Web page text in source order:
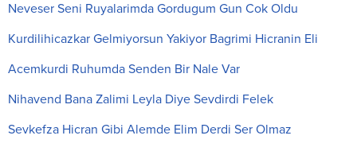
Neveser Seni Ruyalarimda Gordugum Gun Cok Oldu
Kurdilihicazkar Gelmiyorsun Yakiyor Bagrimi Hicranin Eli
Acemkurdi Ruhumda Senden Bir Nale Var
Nihavend Bana Zalimi Leyla Diye Sevdirdi Felek
Sevkefza Hicran Gibi Alemde Elim Derdi Ser Olmaz